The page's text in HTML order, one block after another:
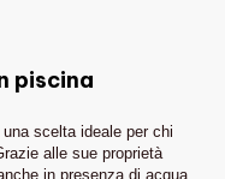
piscina
scelta ideale per chi
alle sue proprietà
in presenza di acqua,